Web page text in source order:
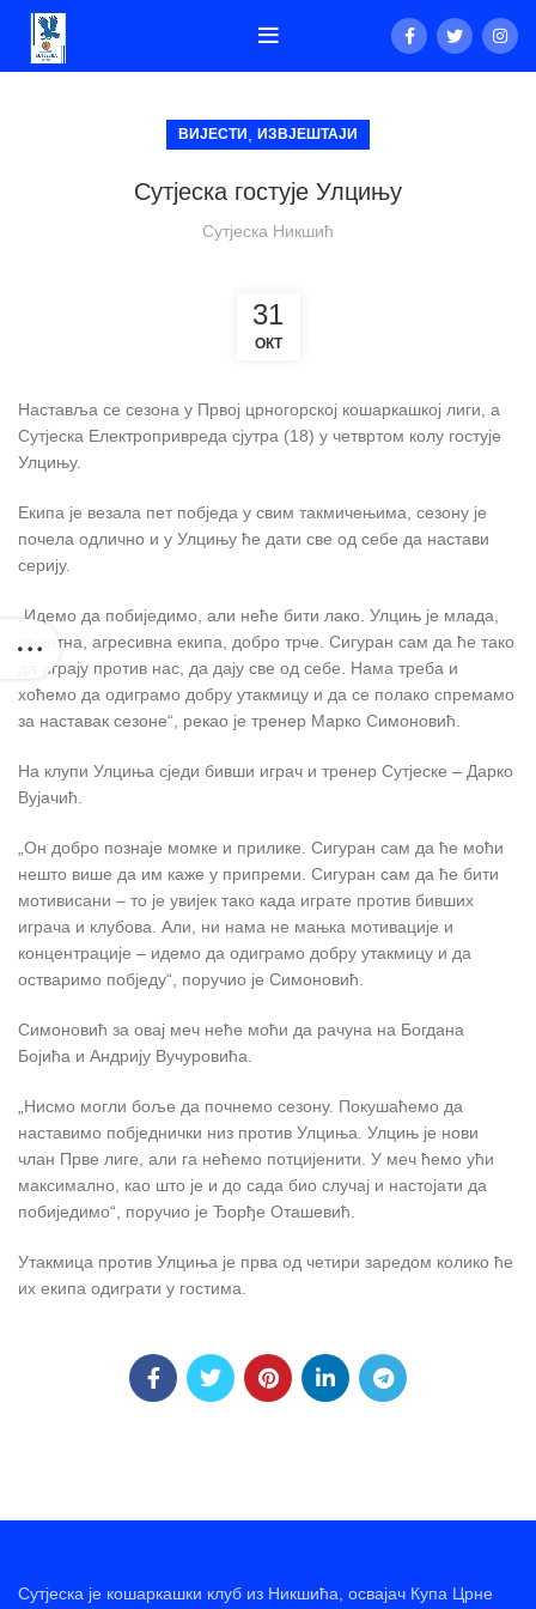
ВИЈЕСТИ ИЗВЈЕШТАЈИ
Сутјеска гостује Улцињу
Сутјеска Никшић
31
ОКТ
Наставља се сезона у Првој црногорској кошаркашкој лиги, а
Сутјеска Електропривреда сјутра (18) у четвртом колу гостује
Улцињу.
Екипа је везала пет побједа у свим такмичењима, сезону је
почела одлично и у Улцињу ће дати све од себе да настави
серију.
„Идемо да побиједимо, али неће бити лако. Улцињ је млада,
полетна, агресивна екипа, добро трче. Сигуран сам да ће тако
да играју против нас, да дају све од себе. Нама треба и
хоћемо да одиграмо добру утакмицу и да се полако спремамо
за наставак сезоне“, рекао је тренер Марко Симоновић.
На клупи Улциња сједи бивши играч и тренер Сутјеске – Дарко
Вујачић.
„Он добро познаје момке и прилике. Сигуран сам да ће моћи
нешто више да им каже у припреми. Сигуран сам да ће бити
мотивисани – то је увијек тако када играте против бивших
играча и клубова. Али, ни нама не мањка мотивације и
концентрације – идемо да одиграмо добру утакмицу и да
остваримо побједу“, поручио је Симоновић.
Симоновић за овај меч неће моћи да рачуна на Богдана
Бојића и Андрију Вучуровића.
„Нисмо могли боље да почнемо сезону. Покушаћемо да
наставимо побједнички низ против Улциња. Улцињ је нови
члан Прве лиге, али га нећемо потцијенити. У меч ћемо ући
максимално, као што је и до сада био случај и настојати да
побиједимо“, поручио је Ђорђе Оташевић.
Утакмица против Улциња је прва од четири заредом колико ће
их екипа одиграти у гостима.
Сутјеска је кошаркашки клуб из Никшића, освајач Купа Црне